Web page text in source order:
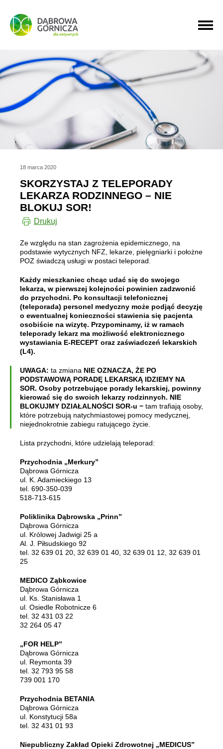
PRZEJDŹ DO MENU GŁÓWNEGO
PRZEJDŹ DO WYSZUKIWARKI
PRZEJDŹ DO TREŚCI
18 marca 2020
SKORZYSTAJ Z TELEPORADY
LEKARZA RODZINNEGO – NIE
BLOKUJ SOR!
Drukuj
Ze względu na stan zagrożenia epidemicznego, na
podstawie wytycznych NFZ, lekarze, pielęgniarki i położne
POZ świadczą usługi w postaci teleporad.
Każdy mieszkaniec chcąc udać się do swojego
lekarza, w pierwszej kolejności powinien zadzwonić
do przychodni. Po konsultacji telefonicznej
(teleporada) personel medyczny może podjąć decyzję
o ewentualnej konieczności stawienia się pacjenta
osobiście na wizytę. Przypominamy, iż w ramach
teleporady lekarz ma możliwość elektronicznego
wystawiania E-RECEPT oraz zaświadczeń lekarskich
(L4).
UWAGA: ta zmiana NIE OZNACZA, ŻE PO
PODSTAWOWĄ PORADĘ LEKARSKĄ IDZIEMY NA
SOR. Osoby potrzebujące porady lekarskiej, powinny
kierować się do swoich lekarzy rodzinnych. NIE
BLOKUJMY DZIAŁALNOŚCI SOR-u − tam trafiają osoby,
które potrzebują natychmiastowej pomocy medycznej,
niejednokrotnie zabiegu ratującego życie.
Lista przychodni, które udzielają teleporad:
Przychodnia „Merkury”
Dąbrowa Górnicza
ul. K. Adamieckiego 13
tel. 690-350-039
518-713-615
Poliklinika Dąbrowska „Prinn”
Dąbrowa Górnicza
ul. Królowej Jadwigi 25 a
Al. J. Piłsudskiego 92
tel. 32 639 01 20, 32 639 01 40, 32 639 01 12, 32 639 01
25
MEDICO Ząbkowice
Dąbrowa Górnicza
ul. Ks. Stanisława 1
ul. Osiedle Robotnicze 6
tel. 32 431 03 22
32 264 05 47
„FOR HELP”
Dąbrowa Górnicza
ul. Reymonta 39
tel. 32 793 95 58
739 001 170
Przychodnia BETANIA
Dąbrowa Górnicza
ul. Konstytucji 58a
tel. 32 431 01 93
Niepubliczny Zakład Opieki Zdrowotnej „MEDICUS”